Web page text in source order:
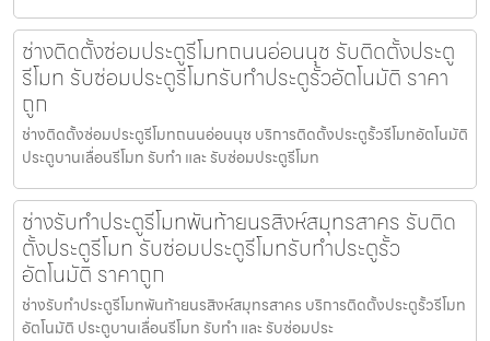
ช่างติดตั้งซ่อมประตูรีโมทถนนอ่อนนุช รับติดตั้งประตู
รีโมท รับซ่อมประตูรีโมทรับทำประตูรั้วอัตโนมัติ ราคา
ถูก
ช่างติดตั้งซ่อมประตูรีโมทถนนอ่อนนุช บริการติดตั้งประตูรั้วรีโมทอัตโนมัติ
ประตูบานเลื่อนรีโมท รับทำ และ รับซ่อมประตูรีโมท
ช่างรับทำประตูรีโมทพันท้ายนรสิงห์สมุทรสาคร รับติด
ตั้งประตูรีโมท รับซ่อมประตูรีโมทรับทำประตูรั้ว
อัตโนมัติ ราคาถูก
ช่างรับทำประตูรีโมทพันท้ายนรสิงห์สมุทรสาคร บริการติดตั้งประตูรั้วรีโมท
อัตโนมัติ ประตูบานเลื่อนรีโมท รับทำ และ รับซ่อมประ